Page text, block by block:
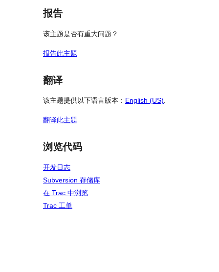
报告
该主题是否有重大问题？
报告此主题
翻译
该主题提供以下语言版本： English (US).
翻译此主题
浏览代码
开发日志
Subversion 存储库
在 Trac 中浏览
Trac 工单